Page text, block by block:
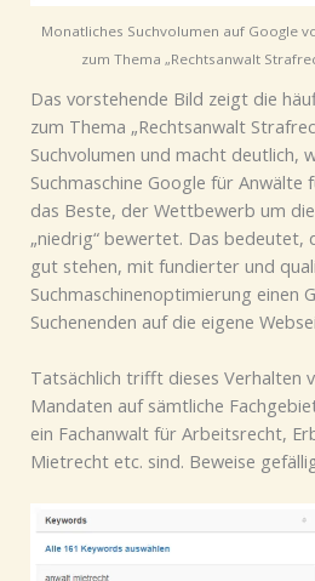
Monatliches Suchvolumen auf Google
zum Thema „Rechtsanwalt
Das vorstehende Bild zeigt die
zum Thema „Rechtsanwalt
Suchvolumen und macht deutlich,
Suchmaschine Google für
das Beste, der Wettbewerb um
„niedrig“ bewertet. Das bedeutet,
gut stehen, mit fundierter und
Suchmaschinenoptimierung einen
Suchenenden auf die eigene
Tatsächlich trifft dieses Verhalten
Mandaten auf sämtliche
ein Fachanwalt für Arbeitsrecht,
Mietrecht etc. sind. Beweise